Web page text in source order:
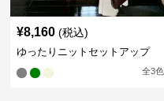
¥8,160 (税込)
ゆったりニットセットアップ
全3色